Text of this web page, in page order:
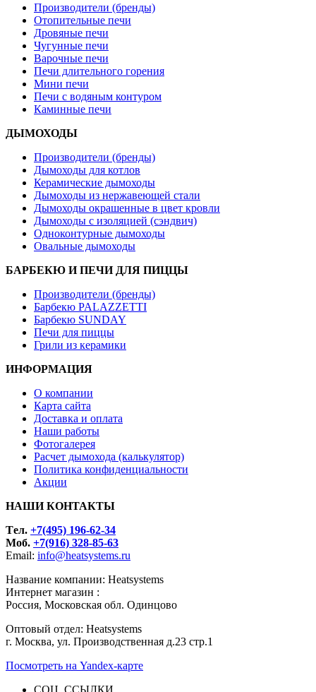
Производители (бренды)
Отопительные печи
Дровяные печи
Чугунные печи
Варочные печи
Печи длительного горения
Мини печи
Печи с водяным контуром
Каминные печи
ДЫМОХОДЫ
Производители (бренды)
Дымоходы для котлов
Керамические дымоходы
Дымоходы из нержавеющей стали
Дымоходы окрашенные в цвет кровли
Дымоходы с изоляцией (сэндвич)
Одноконтурные дымоходы
Овальные дымоходы
БАРБЕКЮ И ПЕЧИ ДЛЯ ПИЦЦЫ
Производители (бренды)
Барбекю PALAZZETTI
Барбекю SUNDAY
Печи для пиццы
Грили из керамики
ИНФОРМАЦИЯ
О компании
Карта сайта
Доставка и оплата
Наши работы
Фотогалерея
Расчет дымохода (калькулятор)
Политика конфиденциальности
Акции
НАШИ КОНТАКТЫ
Tел. +7(495) 196-62-34
Моб. +7(916) 328-85-63
Email: info@heatsystems.ru
Название компании: Heatsystems
Интернет магазин :
Россия, Московская обл. Одинцово
Оптовый отдел: Heatsystems
г. Москва, ул. Производственная д.23 стр.1
Посмотреть на Yandex-карте
СОЦ. ССЫЛКИ